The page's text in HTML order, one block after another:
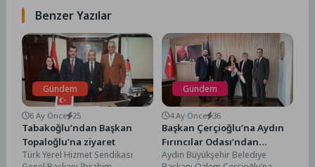
Benzer Yazılar
Gündem
6 Ay Önce 25
Tabakoğlu’ndan Başkan
Topaloğlu’na ziyaret
Türk Yerel Hizmet Sendikası
Gündem
4 Ay Önce 36
Başkan Çerçioğlu’na Aydın
Fırıncılar Odası’ndan
Ziyaret
Aydın Büyükşehir Belediye